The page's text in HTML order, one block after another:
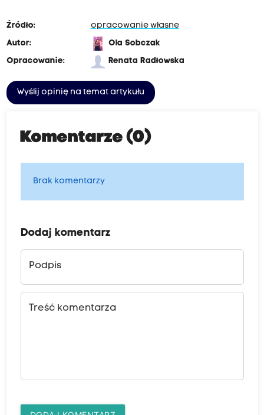
Źródło:
opracowanie własne
Autor:
Ola Sobczak
Opracowanie:
Renata Radłowska
Wyślij opinię na temat artykułu
Komentarze (0)
Brak komentarzy
Dodaj komentarz
Podpis
Treść komentarza